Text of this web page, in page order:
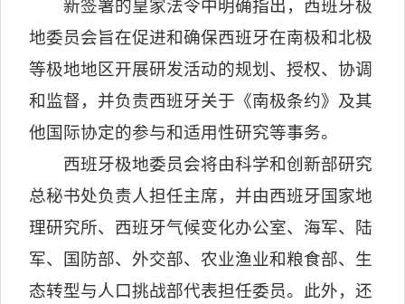
新签署的皇家法令中明确指出，西班牙极
地委员会旨在促进和确保西班牙在南极和北极
等极地地区开展研发活动的规划、授权、协调
和监督，并负责西班牙关于《南极条约》及其
他国际协定的参与和适用性研究等事务。
西班牙极地委员会将由科学和创新部研究
总秘书处负责人担任主席，并由西班牙国家地
理研究所、西班牙气候变化办公室、海军、陆
军、国防部、外交部、农业渔业和粮食部、生
态转型与人口挑战部代表担任委员。此外，还